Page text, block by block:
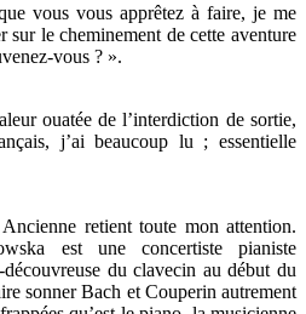
vous vous apprêtez à faire, je me
sur le cheminement de cette aventure
vous ? ».
ouatée de l’interdiction de sortie,
j’ai beaucoup lu ; essentielle
retient toute mon attention.
est une concertiste pianiste
du clavecin au début du
sonner Bach et Couperin autrement